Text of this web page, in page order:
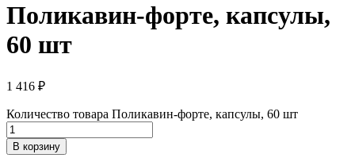
Поликавин-форте, капсулы,
60 шт
1 416 ₽
Количество товара Поликавин-форте, капсулы, 60 шт
В корзину